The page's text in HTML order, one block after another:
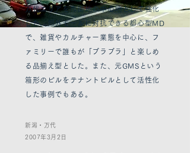
万代エリアを市街地の中心地として強化
した。郊外モールに対抗できる都心型MD
で、雑貨やカルチャー業態を中心に、フ
ァミリーで誰もが「ブラブラ」と楽しめ
る品揃え型とした。また、元GMSという
箱形のビルをテナントビルとして活性化
した事例でもある。
新潟・万代
2007年3月2日